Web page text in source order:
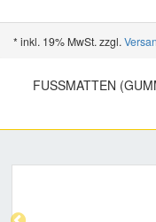
* inkl. 19% MwSt. zzgl.
FUSSMATTEN